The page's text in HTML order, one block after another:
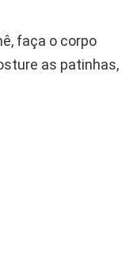
faça o corpo
as patinhas,